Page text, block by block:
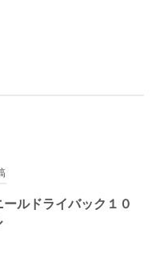
ルドライバック１０